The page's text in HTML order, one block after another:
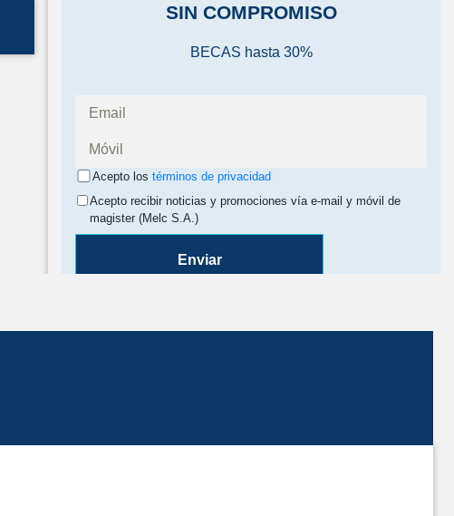
SIN COMPROMISO
BECAS hasta 30%
Acepto los términos de privacidad
Acepto recibir noticias y promociones vía e-mail y móvil de
magister (Melc S.A.)
Enviar